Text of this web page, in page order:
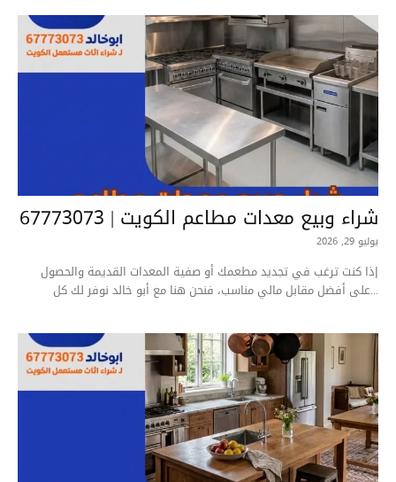
شراء وبيع معدات مطاعم الكويت | 67773073
يوليو 29, 2026
إذا كنت ترغب في تجديد مطعمك أو صفية المعدات القديمة والحصول
على أفضل مقابل مالي مناسب، فنحن هنا مع أبو خالد نوفر لك كل...